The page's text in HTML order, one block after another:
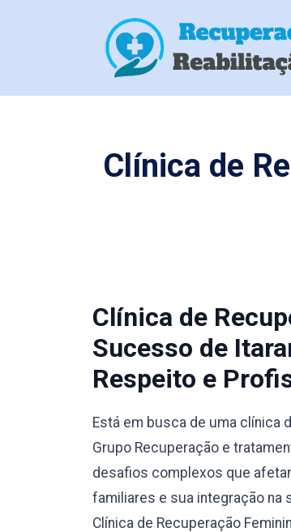
Clínica de
Clínica de
Sucesso de
Respeito e
Está em busca de uma clínica
Grupo Recuperação e
desafios complexos que
familiares e sua integração na
Clínica de Recuperação